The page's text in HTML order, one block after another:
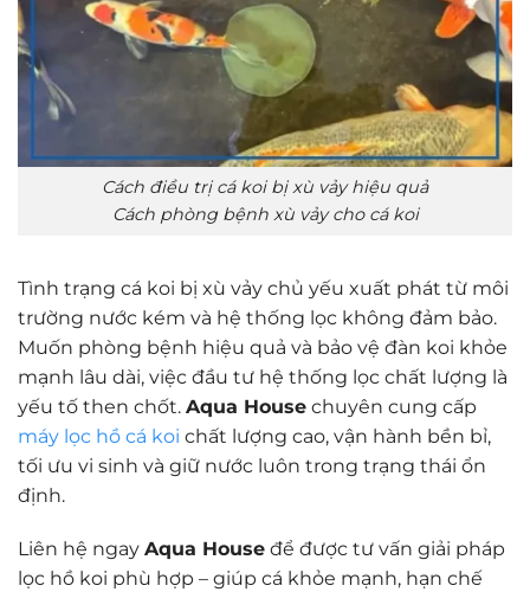
Cách điều trị cá koi bị xù vảy hiệu quả
Cách phòng bệnh xù vảy cho cá koi
Tình trạng cá koi bị xù vảy chủ yếu xuất phát từ môi
trường nước kém và hệ thống lọc không đảm bảo.
Muốn phòng bệnh hiệu quả và bảo vệ đàn koi khỏe
mạnh lâu dài, việc đầu tư hệ thống lọc chất lượng là
yếu tố then chốt. Aqua House chuyên cung cấp
máy lọc hồ cá koi chất lượng cao, vận hành bền bỉ,
tối ưu vi sinh và giữ nước luôn trong trạng thái ổn
định.
Liên hệ ngay Aqua House để được tư vấn giải pháp
lọc hồ koi phù hợp – giúp cá khỏe mạnh, hạn chế